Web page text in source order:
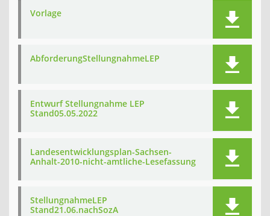
Vorlage
AbforderungStellungnahmeLEP
Entwurf Stellungnahme LEP
Stand05.05.2022
Landesentwicklungsplan-Sachsen-
Anhalt-2010-nicht-amtliche-Lesefassung
StellungnahmeLEP
Stand21.06.nachSozA